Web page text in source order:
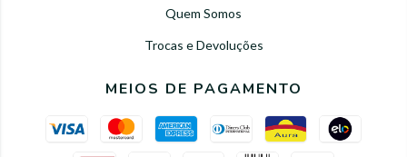
Quem Somos
Trocas e Devoluções
MEIOS DE PAGAMENTO